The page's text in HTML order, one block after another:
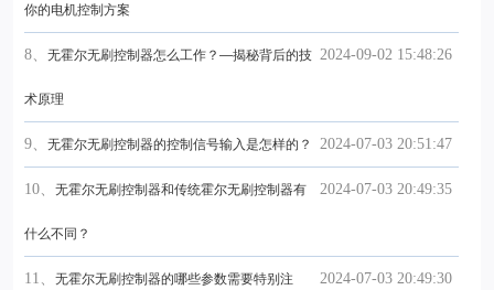
你的电机控制方案
2024-09-02 15:48:26
8、 无霍尔无刷控制器怎么工作？—揭秘背后的技
术原理
2024-07-03 20:51:47
9、 无霍尔无刷控制器的控制信号输入是怎样的？
2024-07-03 20:49:35
10、 无霍尔无刷控制器和传统霍尔无刷控制器有
什么不同？
2024-07-03 20:49:30
11、 无霍尔无刷控制器的哪些参数需要特别注